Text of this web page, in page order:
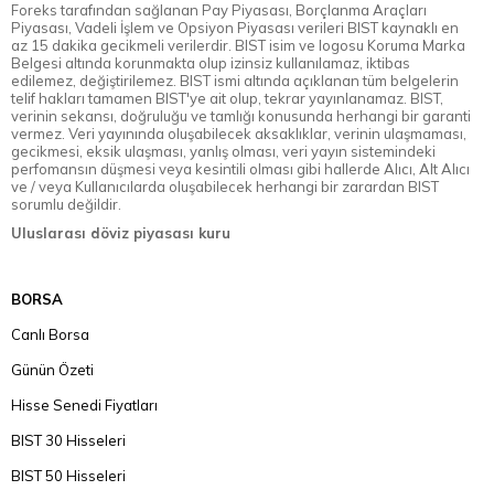
Foreks tarafından sağlanan Pay Piyasası, Borçlanma Araçları
Piyasası, Vadeli İşlem ve Opsiyon Piyasası verileri BIST kaynaklı en
az 15 dakika gecikmeli verilerdir. BIST isim ve logosu Koruma Marka
Belgesi altında korunmakta olup izinsiz kullanılamaz, iktibas
edilemez, değiştirilemez. BIST ismi altında açıklanan tüm belgelerin
telif hakları tamamen BIST'ye ait olup, tekrar yayınlanamaz. BIST,
verinin sekansı, doğruluğu ve tamlığı konusunda herhangi bir garanti
vermez. Veri yayınında oluşabilecek aksaklıklar, verinin ulaşmaması,
gecikmesi, eksik ulaşması, yanlış olması, veri yayın sistemindeki
perfomansın düşmesi veya kesintili olması gibi hallerde Alıcı, Alt Alıcı
ve / veya Kullanıcılarda oluşabilecek herhangi bir zarardan BIST
sorumlu değildir.
Uluslarası döviz piyasası kuru
BORSA
Canlı Borsa
Günün Özeti
Hisse Senedi Fiyatları
BIST 30 Hisseleri
BIST 50 Hisseleri